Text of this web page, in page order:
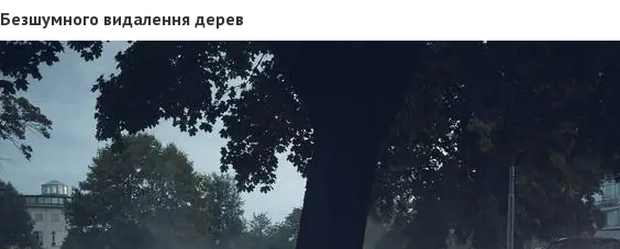
Безшумного видалення дерев